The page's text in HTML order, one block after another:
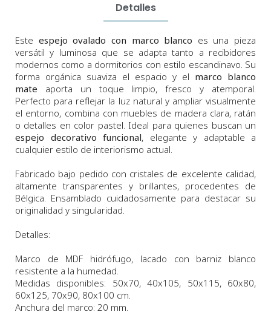
Detalles
Este espejo ovalado con marco blanco es una pieza
versátil y luminosa que se adapta tanto a recibidores
modernos como a dormitorios con estilo escandinavo. Su
forma orgánica suaviza el espacio y el marco blanco
mate aporta un toque limpio, fresco y atemporal.
Perfecto para reflejar la luz natural y ampliar visualmente
el entorno, combina con muebles de madera clara, ratán
o detalles en color pastel. Ideal para quienes buscan un
espejo decorativo funcional, elegante y adaptable a
cualquier estilo de interiorismo actual.
Fabricado bajo pedido con cristales de excelente calidad,
altamente transparentes y brillantes, procedentes de
Bélgica. Ensamblado cuidadosamente para destacar su
originalidad y singularidad.
Detalles:
Marco de MDF hidrófugo, lacado con barniz blanco
resistente a la humedad.
Medidas disponibles: 50x70,40x105, 50x115, 60x80,
60x125, 70x90, 80x100 cm.
Anchura del marco: 20 mm.